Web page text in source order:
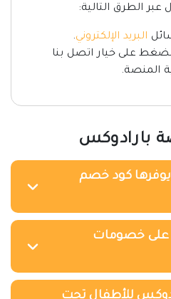
الطرق التالية:
البريد الإلكتروني.
على خيار اتصل بنا
المنصة.
بارادوكس
يوفرها كود خصم
على خصومات